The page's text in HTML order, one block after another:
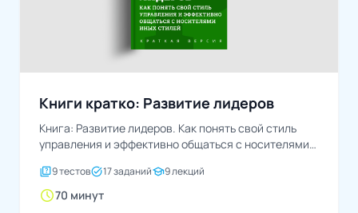
Книги кратко: Развитие лидеров
Книга: Развитие лидеров. Как понять свой стиль
управления и эффективно общаться с носителями
quiz9 тестовtask_alt17 заданийschool9 лекций
schedule70 минут